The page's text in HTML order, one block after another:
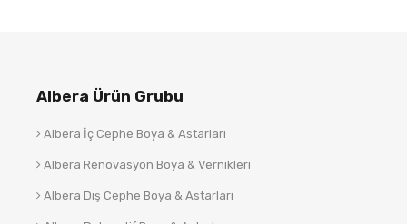
Albera Ürün Grubu
Albera İç Cephe Boya & Astarları
Albera Renovasyon Boya & Vernikleri
Albera Dış Cephe Boya & Astarları